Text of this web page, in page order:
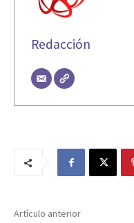
Redacción
Artículo anterior